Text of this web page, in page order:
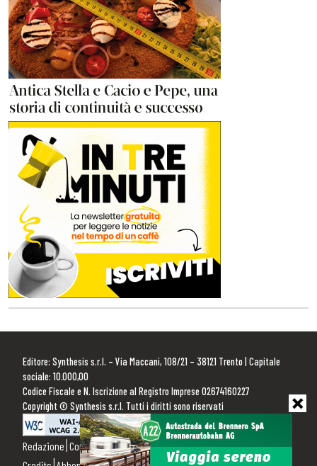
Editore: Synthesis s.r.l. – Via Maccani, 108/21 – 38121 Trento | Capitale
sociale: 10.000,00
Codice Fiscale e N. Iscrizione al Registro Imprese 02674160227
Copyright © Synthesis s.r.l. Tutti i diritti sono riservati
Redazione Contattaci Pubblicità Privacy Policy Cookie Policy